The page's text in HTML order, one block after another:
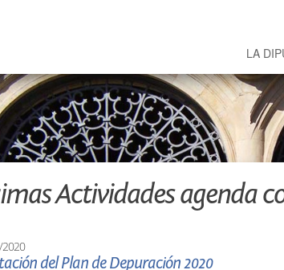
LA
Actividades agenda
del Plan de Depuración 2020